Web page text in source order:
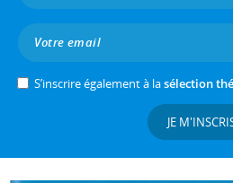
S’inscrire également à lasélection
JE